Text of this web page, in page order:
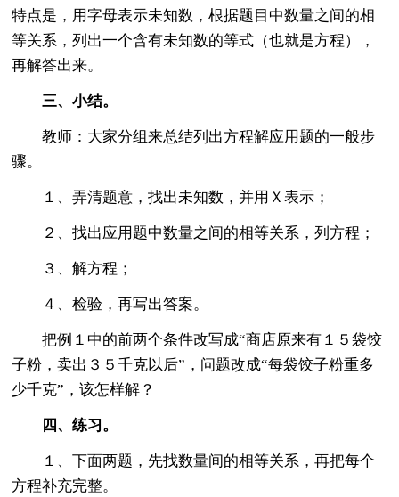
特点是，用字母表示未知数，根据题目中数量之间的相
等关系，列出一个含有未知数的等式（也就是方程），
再解答出来。
三、小结。
教师：大家分组来总结列出方程解应用题的一般步
骤。
１、弄清题意，找出未知数，并用Ｘ表示；
２、找出应用题中数量之间的相等关系，列方程；
３、解方程；
４、检验，再写出答案。
把例１中的前两个条件改写成“商店原来有１５袋饺
子粉，卖出３５千克以后”，问题改成“每袋饺子粉重多
少千克”，该怎样解？
四、练习。
１、下面两题，先找数量间的相等关系，再把每个
方程补充完整。